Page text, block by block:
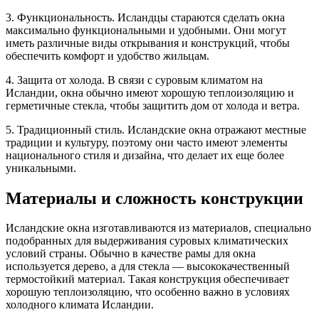
3. Функциональность. Исландцы стараются сделать окна
максимально функциональными и удобными. Они могут
иметь различные виды открывания и конструкций, чтобы
обеспечить комфорт и удобство жильцам.
4. Защита от холода. В связи с суровым климатом на
Исландии, окна обычно имеют хорошую теплоизоляцию и
герметичные стекла, чтобы защитить дом от холода и ветра.
5. Традиционный стиль. Исландские окна отражают местные
традиции и культуру, поэтому они часто имеют элементы
национального стиля и дизайна, что делает их еще более
уникальными.
Материалы и сложность конструкции
Исландские окна изготавливаются из материалов, специально
подобранных для выдерживания суровых климатических
условий страны. Обычно в качестве рамы для окна
используется дерево, а для стекла — высококачественный
термостойкий материал. Такая конструкция обеспечивает
хорошую теплоизоляцию, что особенно важно в условиях
холодного климата Исландии.